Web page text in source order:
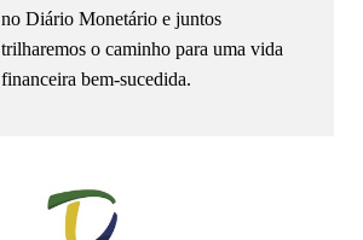
no Diário Monetário e juntos
trilharemos o caminho para uma vida
financeira bem-sucedida.